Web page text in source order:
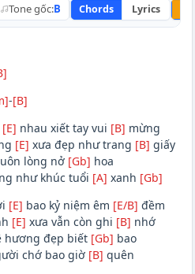
Tone gốc:B Chords Lyrics
-[B]
[E] nhau xiết tay vui [B] mừng
[E] xưa đẹp như trang [B] giấy
lòng nở [Gb] hoa
như khúc tuổi [A] xanh [Gb]
[E] bao kỷ niệm êm [E/B] đềm
[E] xưa vẫn còn ghi [B] nhớ
hương đẹp biết [Gb] bao
chớ bao giờ [B] quên